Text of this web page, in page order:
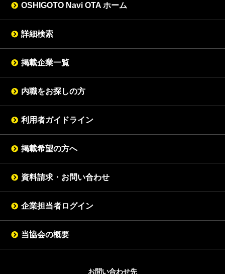
OSHIGOTO Navi OTA ホーム
詳細検索
掲載企業一覧
内職をお探しの方
利用者ガイドライン
掲載希望の方へ
資料請求・お問い合わせ
企業担当者ログイン
当協会の概要
お問い合わせ先